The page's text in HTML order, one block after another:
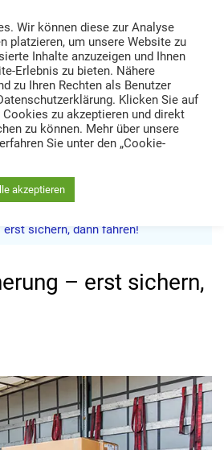
NEWS
• Management
sichern, dann fahren!
– erst sichern,
Wir können diese zur Analyse
platzieren, um unsere Website zu
Inhalte anzuzeigen und Ihnen
Erlebnis zu bieten. Nähere
zu Ihren Rechten als Benutzer
Klicken Sie auf
Cookies zu akzeptieren und direkt
zu können. Mehr über unsere
Sie unter den „Cookie-
akzeptieren